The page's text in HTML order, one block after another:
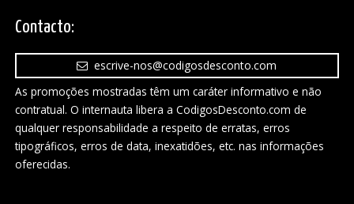
Contacto:
escrive-nos@codigosdesconto.com
As promoções mostradas têm um caráter informativo e não
contratual. O internauta libera a CodigosDesconto.com de
qualquer responsabilidade a respeito de erratas, erros
tipográficos, erros de data, inexatidões, etc. nas informações
oferecidas.